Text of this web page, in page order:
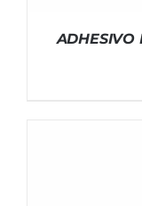
ADHESIVO